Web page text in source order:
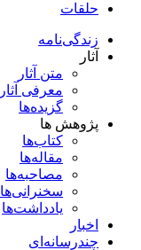
حلقات
زندگی‌نامه
آثار
متن آثار
معرفی آثار
گزیده‌ها
پژوهش ها
کتاب‌ها
مقاله‌ها
مصاحبه‌ها
سخنرانی‌ها
یادداشت‌ها
اخبار
چندرسانه‌ای